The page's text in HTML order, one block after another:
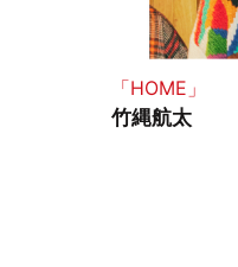
「HOME」
竹縄航太